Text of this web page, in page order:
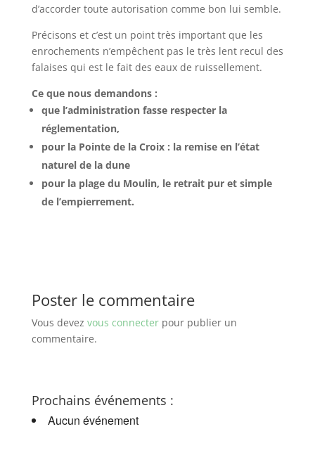
d’accorder toute autorisation comme bon lui semble.
Précisons et c’est un point très important que les
enrochements n’empêchent pas le très lent recul des
falaises qui est le fait des eaux de ruissellement.
Ce que nous demandons :
que l’administration fasse respecter la
réglementation,
pour la Pointe de la Croix : la remise en l’état
naturel de la dune
pour la plage du Moulin, le retrait pur et simple
de l’empierrement.
Poster le commentaire
Vous devez vous connecterpour publier un
commentaire.
Prochains événements :
Aucun événement